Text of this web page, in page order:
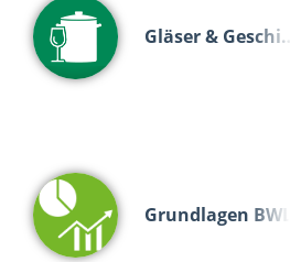
Gläser & Geschi…
Grundlagen BWL